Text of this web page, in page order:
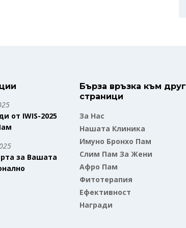
от IWIS-2025
за Вашата
Бърза връзка към
страници
За Нас
Нашата Клиника
Имуно Бронхо Пам
Слим Пам За Жени
Афро Пам
Фитотерапия
Ефективност
Награди